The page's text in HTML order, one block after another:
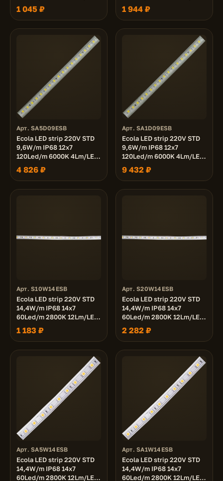
480Lm/m лента 10м.
1 045 ₽
480Lm/m лента 20м.
1 944 ₽
Арт. SA5D09ESB
Ecola LED strip 220V STD
9,6W/m IP68 12x7
120Led/m 6000K 4Lm/LED
480Lm/m лента 50м.
4 826 ₽
Арт. SA1D09ESB
Ecola LED strip 220V STD
9,6W/m IP68 12x7
120Led/m 6000K 4Lm/LED
480Lm/m лента 100м.
9 432 ₽
Арт. S10W14ESB
Ecola LED strip 220V STD
14,4W/m IP68 14x7
60Led/m 2800K 12Lm/LED
720Lm/m лента 10м.
1 183 ₽
Арт. S20W14ESB
Ecola LED strip 220V STD
14,4W/m IP68 14x7
60Led/m 2800K 12Lm/LED
720Lm/m лента 20м.
2 282 ₽
Арт. SA5W14ESB
Ecola LED strip 220V STD
14,4W/m IP68 14x7
60Led/m 2800K 12Lm/LED
Арт. SA1W14ESB
Ecola LED strip 220V STD
14,4W/m IP68 14x7
60Led/m 2800K 12Lm/LED